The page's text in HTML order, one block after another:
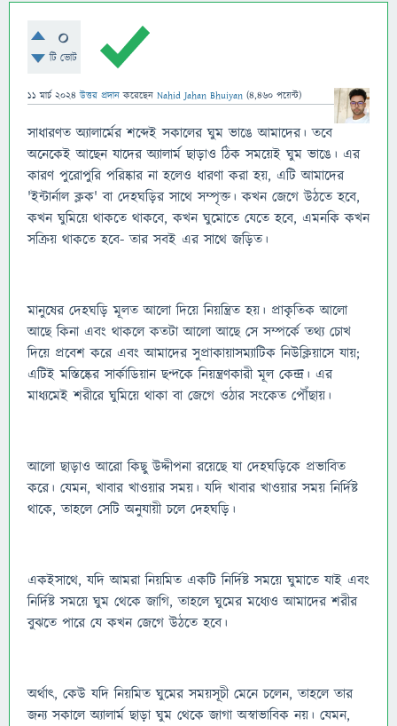
0
টি ভোট
11 মার্চ 2024 উত্তর প্রদান করেছেন Nahid Jahan Bhuiyan (4,460 পয়েন্ট)
সাধারণত অ্যালার্মের শব্দেই সকালের ঘুম ভাঙে আমাদের। তবে
অনেকেই আছেন যাদের অ্যালার্ম ছাড়াও ঠিক সময়েই ঘুম ভাঙে। এর
কারণ পুরোপুরি পরিষ্কার না হলেও ধারণা করা হয়, এটি আমাদের
'ইন্টার্নাল ক্লক' বা দেহঘড়ির সাথে সম্পৃক্ত। কখন জেগে উঠতে হবে,
কখন ঘুমিয়ে থাকতে থাকবে, কখন ঘুমোতে যেতে হবে, এমনকি কখন
সক্রিয় থাকতে হবে- তার সবই এর সাথে জড়িত।
মানুষের দেহঘড়ি মূলত আলো দিয়ে নিয়ন্ত্রিত হয়। প্রাকৃতিক আলো
আছে কিনা এবং থাকলে কতটা আলো আছে সে সম্পর্কে তথ্য চোখ
দিয়ে প্রবেশ করে এবং আমাদের সুপ্রাকায়াসম্যাটিক নিউক্লিয়াসে যায়;
এটিই মস্তিষ্কের সার্কাডিয়ান ছন্দকে নিয়ন্ত্রণকারী মূল কেন্দ্র। এর
মাধ্যমেই শরীরে ঘুমিয়ে থাকা বা জেগে ওঠার সংকেত পৌঁছায়।
আলো ছাড়াও আরো কিছু উদ্দীপনা রয়েছে যা দেহঘড়িকে প্রভাবিত
করে। যেমন, খাবার খাওয়ার সময়। যদি খাবার খাওয়ার সময় নির্দিষ্ট
থাকে, তাহলে সেটি অনুযায়ী চলে দেহঘড়ি।
একইসাথে, যদি আমরা নিয়মিত একটি নির্দিষ্ট সময়ে ঘুমাতে যাই এবং
নির্দিষ্ট সময়ে ঘুম থেকে জাগি, তাহলে ঘুমের মধ্যেও আমাদের শরীর
বুঝতে পারে যে কখন জেগে উঠতে হবে।
অর্থাৎ, কেউ যদি নিয়মিত ঘুমের সময়সূচী মেনে চলেন, তাহলে তার
জন্য সকালে অ্যালার্ম ছাড়া ঘুম থেকে জাগা অস্বাভাবিক নয়। যেমন,